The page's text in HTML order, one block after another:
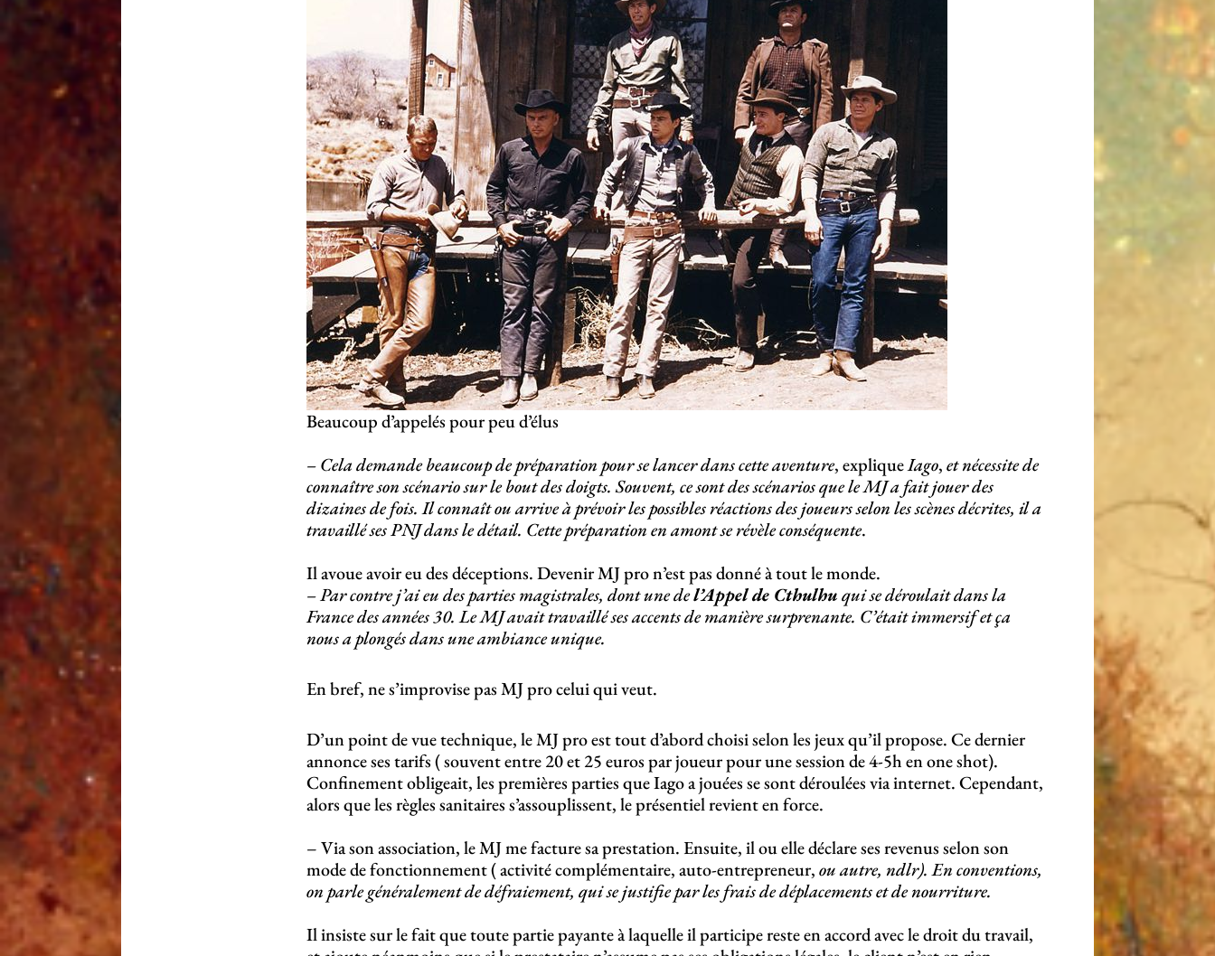
Beaucoup d’appelés pour peu d’élus
– Cela demande beaucoup de préparation pour se lancer dans cette aventure, expliqueIago,et nécessite de
connaître son scénario sur le bout des doigts. Souvent, ce sont des scénarios que le MJ a fait jouer des
dizaines de fois. Il connaît ou arrive à prévoir les possibles réactions des joueurs selon les scènes décrites, il a
travaillé ses PNJ dans le détail. Cette préparation en amont se révèle conséquente.
Il avoue avoir eu des déceptions. Devenir MJ pro n’est pas donné à tout le monde.
– Par contre j’ai eu des parties magistrales, dont une del’Appel de Cthulhuqui se déroulait dans la
France des années 30. Le MJ avait travaillé ses accents de manière surprenante. C’était immersif et ça
nous a plongés dans une ambiance unique.
En bref, ne s’improvise pas MJ pro celui qui veut.
D’un point de vue technique, le MJ pro est tout d’abord choisi selon les jeux qu’il propose. Ce dernier
annonce ses tarifs ( souvent entre 20 et 25 euros par joueur pour une session de 4-5h en one shot).
Confinement obligeait, les premières parties que Iago a jouées se sont déroulées via internet. Cependant,
alors que les règles sanitaires s’assouplissent, le présentiel revient en force.
– Via son association, le MJ me facture sa prestation. Ensuite, il ou elle déclare ses revenus selon son
mode de fonctionnement ( activité complémentaire, auto-entrepreneur,ou autre, ndlr). En conventions,
on parle généralement de défraiement, qui se justifie par les frais de déplacements et de nourriture.
Il insiste sur le fait que toute partie payante à laquelle il participe reste en accord avec le droit du travail,